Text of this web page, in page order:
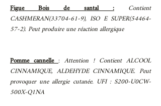
Figue Bois de santal : Contient
CASHMERAN(33704-61-9), ISO E SUPER(54464-
57-2). Peut produire une réaction allergique
Pomme cannelle: Attention ! Contient ALCOOL
CINNAMIQUE, ALDEHYDE CINNAMIQUE. Peut
provoquer une allergie cutanée. UFI : S200-U0CW-
500X-Q1NA